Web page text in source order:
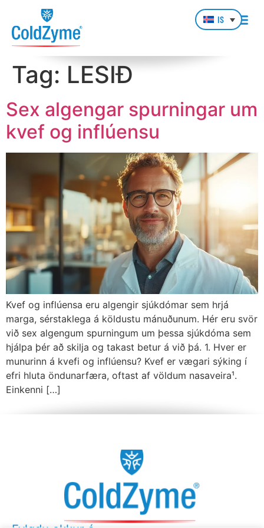
IS
Tag: LESIÐ
Sex algengar spurningar um
kvef og inflúensu
Kvef og inflúensa eru algengir sjúkdómar sem hrjá
marga, sérstaklega á köldustu mánuðunum. Hér eru svör
við sex algengum spurningum um þessa sjúkdóma sem
hjálpa þér að skilja og takast betur á við þá. 1. Hver er
munurinn á kvefi og inflúensu? Kvef er vægari sýking í
efri hluta öndunarfæra, oftast af völdum nasaveira¹.
Einkenni […]